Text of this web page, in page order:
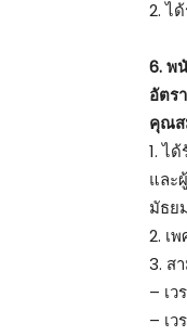
2. ไ
6. พ
อัตร
คุณส
1. ไ
และ
มัธย
2. เ
3. ส
– เว
– เว